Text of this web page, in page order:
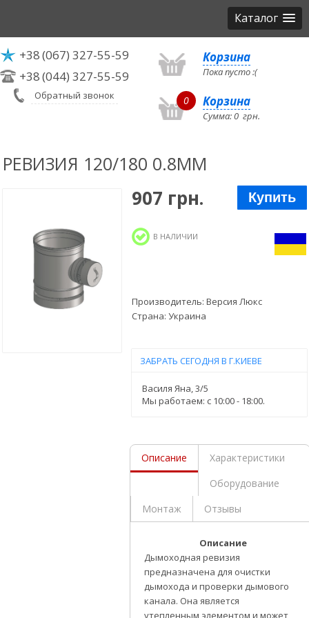
Каталог
+38(067) 327-55-59
+38(044) 327-55-59
Обратный звонок
Корзина
Пока пусто :(
0 Корзина
Сумма:0 грн.
РЕВИЗИЯ 120/180 0.8ММ
907 грн. Купить
В НАЛИЧИИ
Производитель: Версия Люкс
Страна: Украина
ЗАБРАТЬ СЕГОДНЯ В Г.КИЕВЕ
Василя Яна, 3/5
Мы работаем: c 10:00 - 18:00.
Описание
Характеристики
Оборудование
Монтаж
Отзывы
Описание
Дымоходная ревизия
предназначена для очистки
дымохода и проверки дымового
канала. Она является
утепленным элементом и может